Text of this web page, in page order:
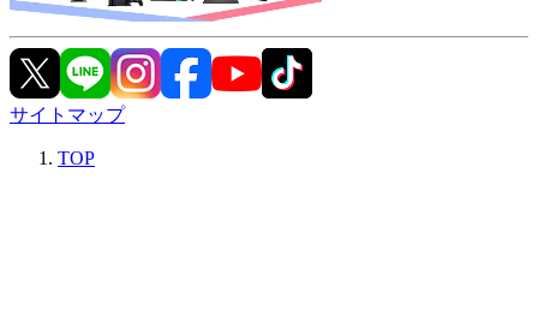
サイトマップ
TOP